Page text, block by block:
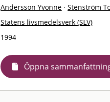
Andersson Yvonne · Stenström
Statens livsmedelsverk (SLV)
1994
Öppna